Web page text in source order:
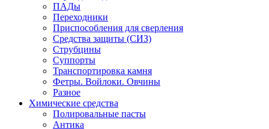
ПАДы
Переходники
Приспособления для сверления
Средства защиты (СИЗ)
Струбцины
Суппорты
Транспортировка камня
Фетры. Войлоки. Овчины
Разное
Химические средства
Полировальные пасты
Антика